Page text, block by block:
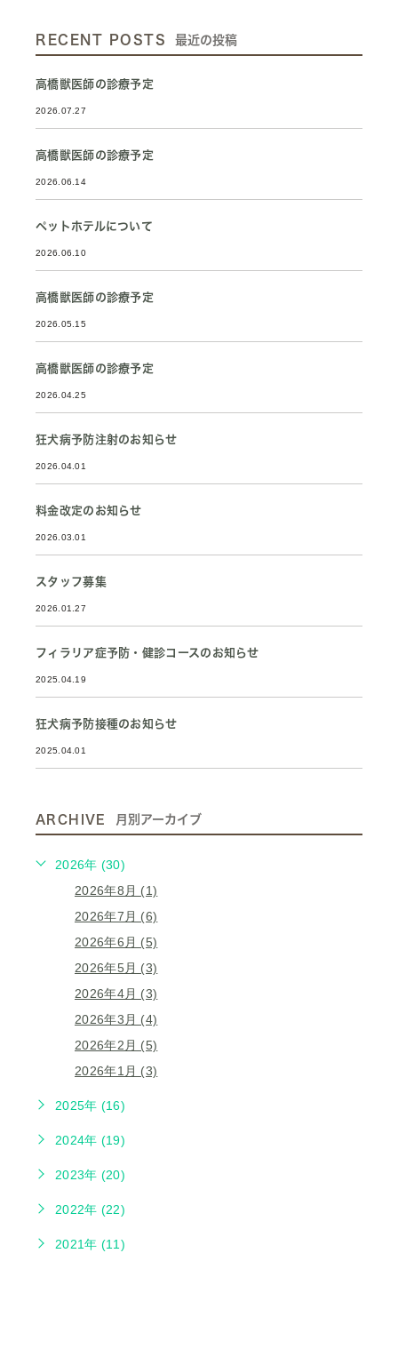
RECENT POSTS 最近の投稿
高橋獣医師の診療予定
2026.07.27
高橋獣医師の診療予定
2026.06.14
ペットホテルについて
2026.06.10
高橋獣医師の診療予定
2026.05.15
高橋獣医師の診療予定
2026.04.25
狂犬病予防注射のお知らせ
2026.04.01
料金改定のお知らせ
2026.03.01
スタッフ募集
2026.01.27
フィラリア症予防・健診コースのお知らせ
2025.04.19
狂犬病予防接種のお知らせ
2025.04.01
ARCHIVE 月別アーカイブ
2026年 (30)
2026年8月 (1)
2026年7月 (6)
2026年6月 (5)
2026年5月 (3)
2026年4月 (3)
2026年3月 (4)
2026年2月 (5)
2026年1月 (3)
2025年 (16)
2024年 (19)
2023年 (20)
2022年 (22)
2021年 (11)